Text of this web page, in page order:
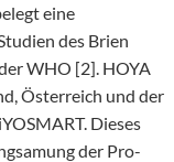
eine
des Brien
WHO [2]. HOYA
Österreich und der
Dieses
der Pro­